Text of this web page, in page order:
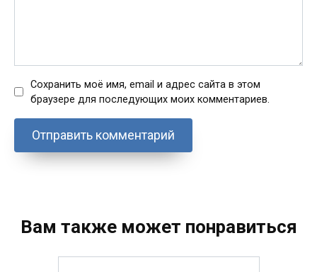
Сохранить моё имя, email и адрес сайта в этом
браузере для последующих моих комментариев.
Вам также может понравиться